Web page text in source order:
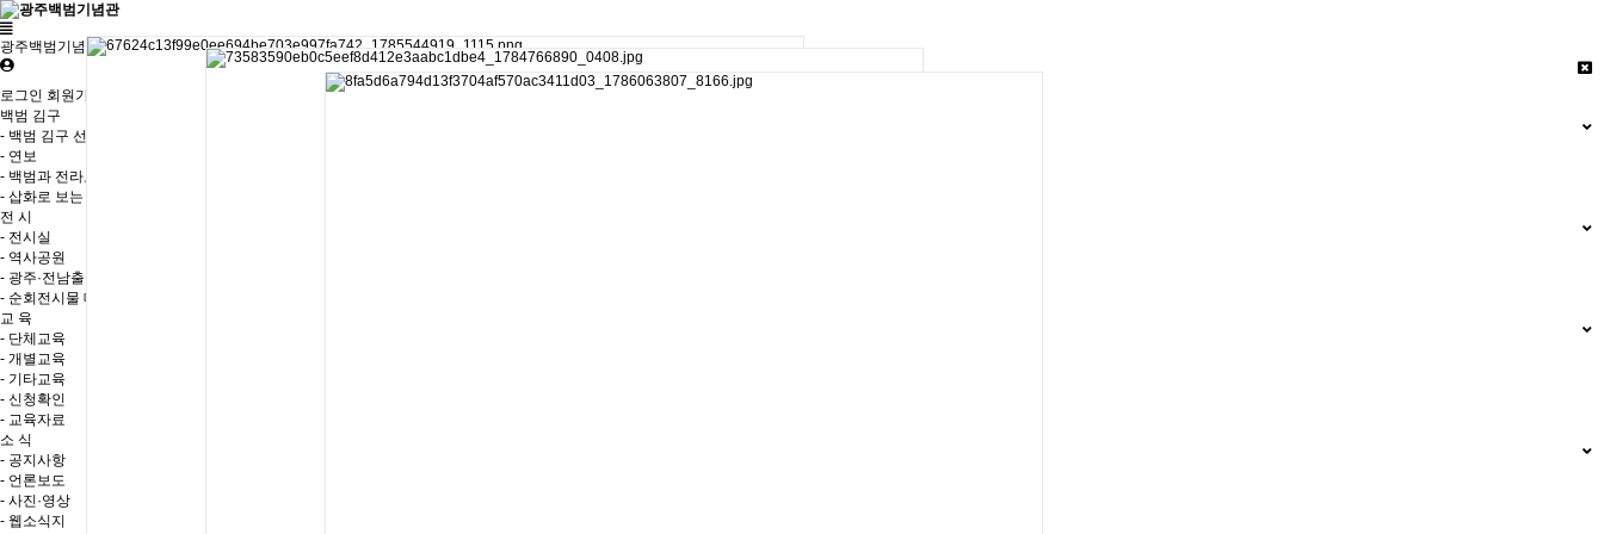
광주백범기념관
로그인 회원가입
백범 김구
- 백범 김구 선생
- 연보
- 백범과 전라도
- 삽화로 보는 백범일지
전 시
- 전시실
- 역사공원
- 광주·전남출신 독립운동가
- 순회전시물 대여
교 육
- 단체교육
- 개별교육
- 기타교육
- 신청확인
- 교육자료
소 식
- 공지사항
- 언론보도
- 사진·영상
- 웹소식지